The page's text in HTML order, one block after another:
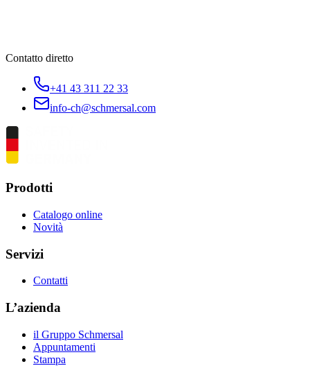
Contatto diretto
+41 43 311 22 33
info-ch@schmersal.com
Prodotti
Catalogo online
Novità
Servizi
Contatti
L’azienda
il Gruppo Schmersal
Appuntamenti
Stampa